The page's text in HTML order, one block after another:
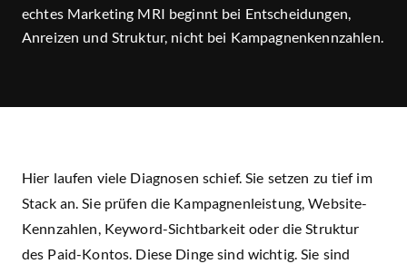
echtes Marketing MRI beginnt bei Entscheidungen,
Anreizen und Struktur, nicht bei Kampagnenkennzahlen.
Hier laufen viele Diagnosen schief. Sie setzen zu tief im
Stack an. Sie prüfen die Kampagnenleistung, Website-
Kennzahlen, Keyword-Sichtbarkeit oder die Struktur
des Paid-Kontos. Diese Dinge sind wichtig. Sie sind